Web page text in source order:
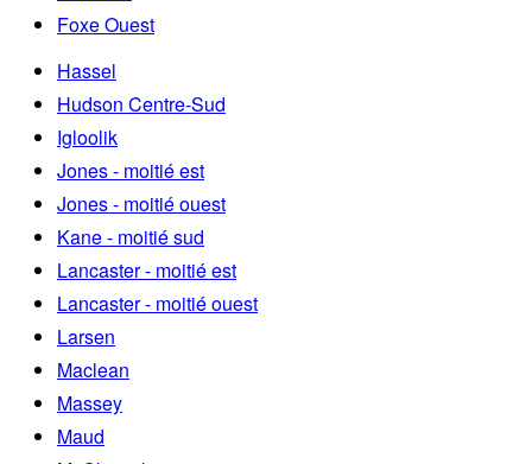
Foxe Ouest
Hassel
Hudson Centre-Sud
Igloolik
Jones - moitié est
Jones - moitié ouest
Kane - moitié sud
Lancaster - moitié est
Lancaster - moitié ouest
Larsen
Maclean
Massey
Maud